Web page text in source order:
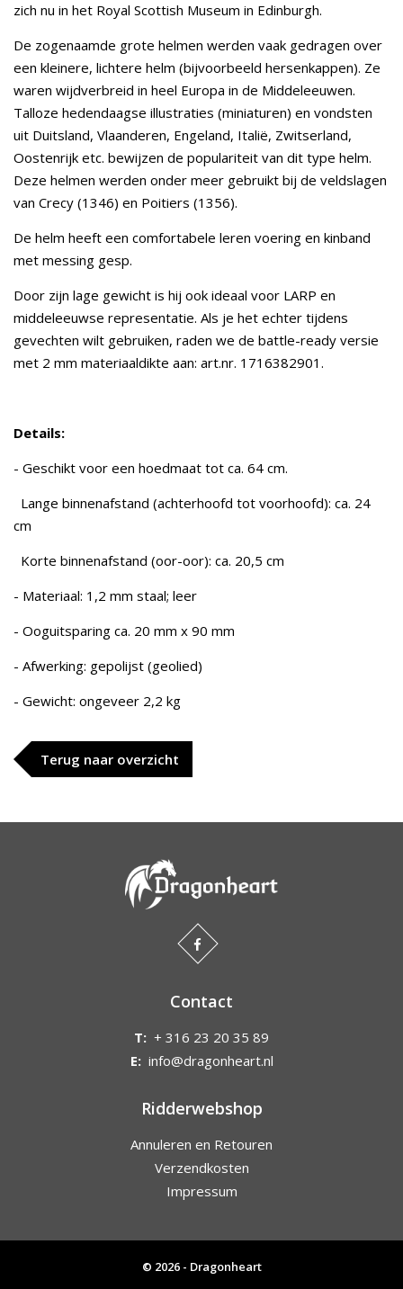
zich nu in het Royal Scottish Museum in Edinburgh.
De zogenaamde grote helmen werden vaak gedragen over
een kleinere, lichtere helm (bijvoorbeeld hersenkappen). Ze
waren wijdverbreid in heel Europa in de Middeleeuwen.
Talloze hedendaagse illustraties (miniaturen) en vondsten
uit Duitsland, Vlaanderen, Engeland, Italië, Zwitserland,
Oostenrijk etc. bewijzen de populariteit van dit type helm.
Deze helmen werden onder meer gebruikt bij de veldslagen
van Crecy (1346) en Poitiers (1356).
De helm heeft een comfortabele leren voering en kinband
met messing gesp.
Door zijn lage gewicht is hij ook ideaal voor LARP en
middeleeuwse representatie. Als je het echter tijdens
gevechten wilt gebruiken, raden we de battle-ready versie
met 2 mm materiaaldikte aan: art.nr. 1716382901.
Details:
- Geschikt voor een hoedmaat tot ca. 64 cm.
Lange binnenafstand (achterhoofd tot voorhoofd): ca. 24
cm
Korte binnenafstand (oor-oor): ca. 20,5 cm
- Materiaal: 1,2 mm staal; leer
- Ooguitsparing ca. 20 mm x 90 mm
- Afwerking: gepolijst (geolied)
- Gewicht: ongeveer 2,2 kg
Terug naar overzicht
Contact
T: + 316 23 20 35 89
E: info@dragonheart.nl
Ridderwebshop
Annuleren en Retouren
Verzendkosten
Impressum
© 2026 - Dragonheart